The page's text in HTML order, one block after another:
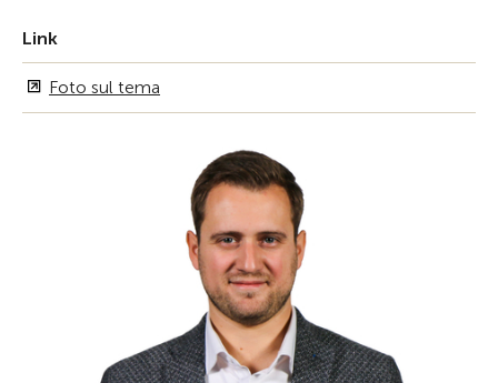
Link
Foto sul tema